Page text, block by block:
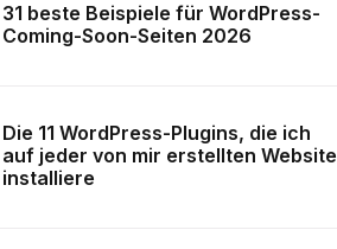
31 beste Beispiele für WordPress-
Coming-Soon-Seiten 2026
Die 11 WordPress-Plugins, die ich
auf jeder von mir erstellten Website
installiere